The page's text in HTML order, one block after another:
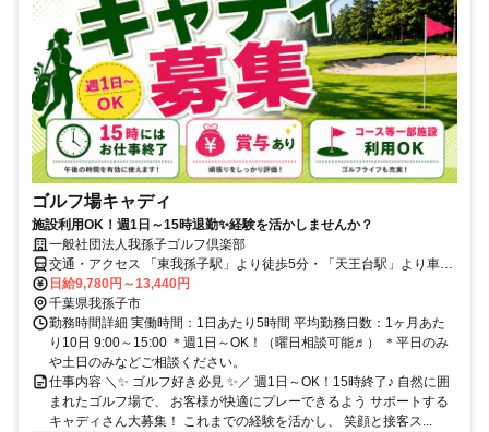
ゴルフ場キャディ
施設利用OK！週1日～15時退勤✨経験を活かしませんか？
一般社団法人我孫子ゴルフ倶楽部
交通・アクセス 「東我孫子駅」より徒歩5分・「天王台駅」より車5
分（車通勤OK）
日給9,780円～13,440円
千葉県我孫子市
勤務時間詳細 実働時間：1日あたり5時間 平均勤務日数：1ヶ月あた
り10日 9:00～15:00 ＊週1日～OK！（曜日相談可能♬） ＊平日のみ
や土日のみなどご相談ください。
仕事内容 ＼✨ ゴルフ好き必見 ✨／ 週1日～OK！15時終了♪ 自然に囲
まれたゴルフ場で、 お客様が快適にプレーできるよう サポートする
キャディさん大募集！ これまでの経験を活かし、 笑顔と接客ス...